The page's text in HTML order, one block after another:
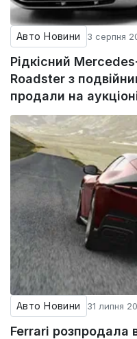
Авто Новини 3 серпня
Рідкісний
Roadster з
продали на
Авто Новини 31 липня
Ferrari розпродала